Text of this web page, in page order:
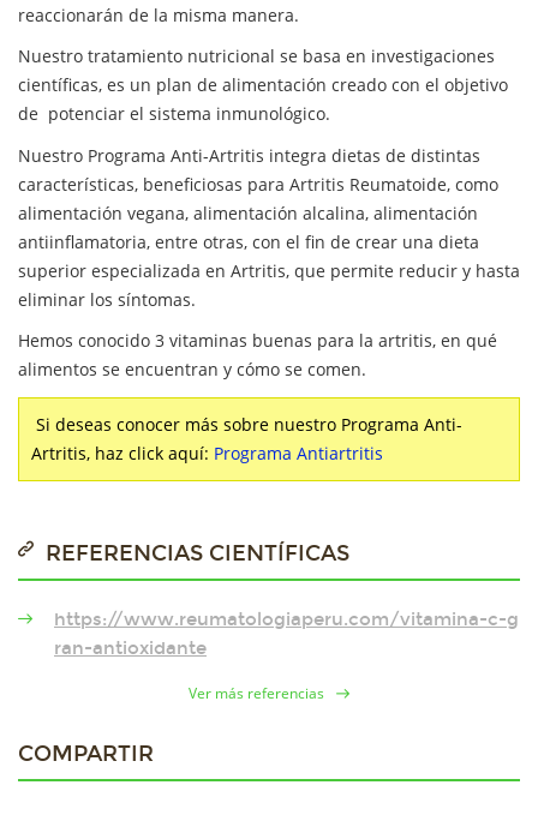
reaccionarán de la misma manera.
Nuestro tratamiento nutricional se basa en investigaciones
científicas, es un plan de alimentación creado con el objetivo
de potenciar el sistema inmunológico.
Nuestro Programa Anti-Artritis integra dietas de distintas
características, beneficiosas para Artritis Reumatoide, como
alimentación vegana, alimentación alcalina, alimentación
antiinflamatoria, entre otras, con el fin de crear una dieta
superior especializada en Artritis, que permite reducir y hasta
eliminar los síntomas.
Hemos conocido 3 vitaminas buenas para la artritis, en qué
alimentos se encuentran y cómo se comen.
Si deseas conocer más sobre nuestro Programa Anti-
Artritis, haz click aquí: Programa Antiartritis
REFERENCIAS CIENTÍFICAS
https://www.reumatologiaperu.com/vitamina-c-g
ran-antioxidante
Ver más referencias
COMPARTIR